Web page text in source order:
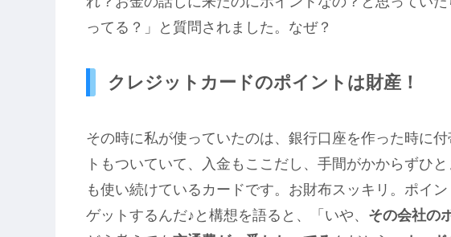
ってる？」と質問されました。なぜ？
クレジットカードのポイントは財産！
その時に私が使っていたのは、銀行口座を作った時に
トもついていて、入金もここだし、手間がかからずひ
も使い続けているカードです。お財布スッキリ。ポイ
ゲットするんだ♪と構想を語ると、「いや、 その会社の